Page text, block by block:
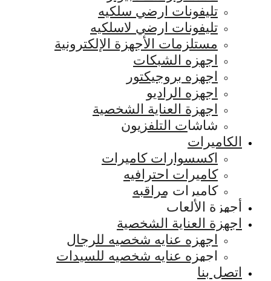
تليفونات ارضي سلكيه
تليفونات ارضي لاسلكيه
مستلزمات الأجهزة الإلكترونية
اجهزه الشبكات
اجهزه بروجيكتور
اجهزه الراديو
اجهزة العناية الشخصية
شاشات التلفزيون
الكاميرات
اكسسوارات كاميرات
كاميرات احترافيه
كاميرات مراقبه
أجهزة الألعاب
اجهزة العناية الشخصية
اجهزه عنايه شخصيه للرجال
اجهزه عنايه شخصيه للسيدات
اتصل بنا